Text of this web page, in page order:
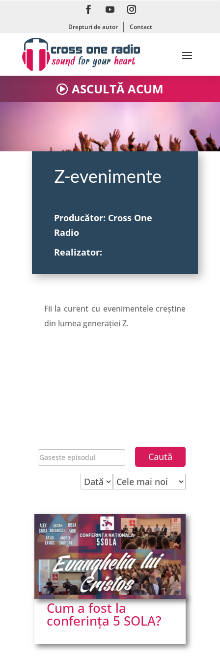
Drepturi de autor Contact
ASCULTĂ ACUM
Z-evenimente
Producător: Cross One
Radio
Realizator:
Fii la curent cu evenimentele creștine
din lumea generației Z.
Cum a fost la
conferința 5 SOLA?